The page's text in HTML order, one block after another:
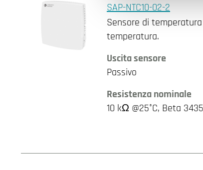
SAP-NTC10-02-2
Sensore di
temperatura.
Uscita sensore
Passivo
Resistenza nominale
10 kΩ @25°C, Beta 3435